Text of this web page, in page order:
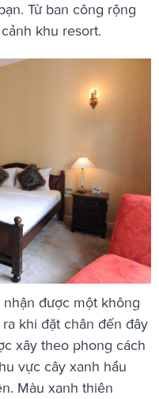
Từ ban công rộng
khu resort.
được một không
khi đặt chân đến đây
xây theo phong cách
vực cây xanh hầu
Màu xanh thiên